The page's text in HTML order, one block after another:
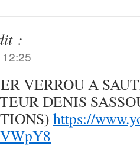
:
VERROU A
DENIS
https://